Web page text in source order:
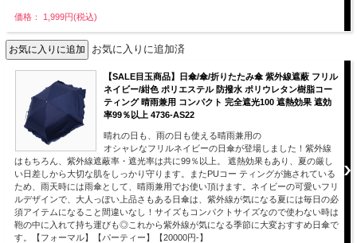
価格： 1,999円(税込)
お気に入りに追加済
【SALE目玉商品】日傘/傘/折りたたみ傘 紫外線遮蔽 フリル
ネイビー/紺色 ポリエステル 防撥水 ポリウレタン樹脂コー
ティング 晴雨兼用 コンパクト 完全遮光100 遮熱効果 遮効
率99％以上 4736-AS22
晴れの日も、雨の日も使える晴雨兼用の
オシャレなフリルネイビーの日傘が登場しました！紫外線
はもちろん、紫外線遮蔽率・遮光率は共に99％以上。 遮熱効果もあり、夏の厳し
い日差しから大切な肌をしっかり守ります。またPUコー ティングが施されている
ため、雨天時には雨傘として、晴雨兼用でお使い頂けます。ネイビーの可愛いフリ
ルデザインで、大人っぽい上品さもある日傘は、紫外線が気になる夏には毎日の必
須アイテムになること間違いなし！サイズもコンパクトサイズなので使わない時は
鞄の中に入れて持ち運びも◎これから紫外線が気になる季節に大変おすすめ日傘で
す。【フォーマル】【パーティー】【20000円-】